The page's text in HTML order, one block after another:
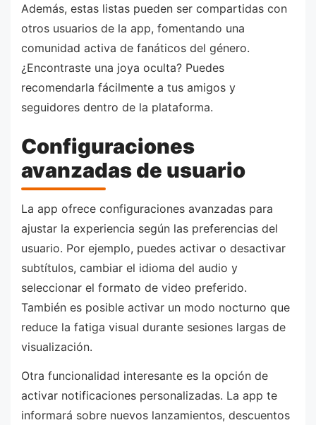
Además, estas listas pueden ser compartidas con
otros usuarios de la app, fomentando una
comunidad activa de fanáticos del género.
¿Encontraste una joya oculta? Puedes
recomendarla fácilmente a tus amigos y
seguidores dentro de la plataforma.
Configuraciones
avanzadas de usuario
La app ofrece configuraciones avanzadas para
ajustar la experiencia según las preferencias del
usuario. Por ejemplo, puedes activar o desactivar
subtítulos, cambiar el idioma del audio y
seleccionar el formato de video preferido.
También es posible activar un modo nocturno que
reduce la fatiga visual durante sesiones largas de
visualización.
Otra funcionalidad interesante es la opción de
activar notificaciones personalizadas. La app te
informará sobre nuevos lanzamientos, descuentos